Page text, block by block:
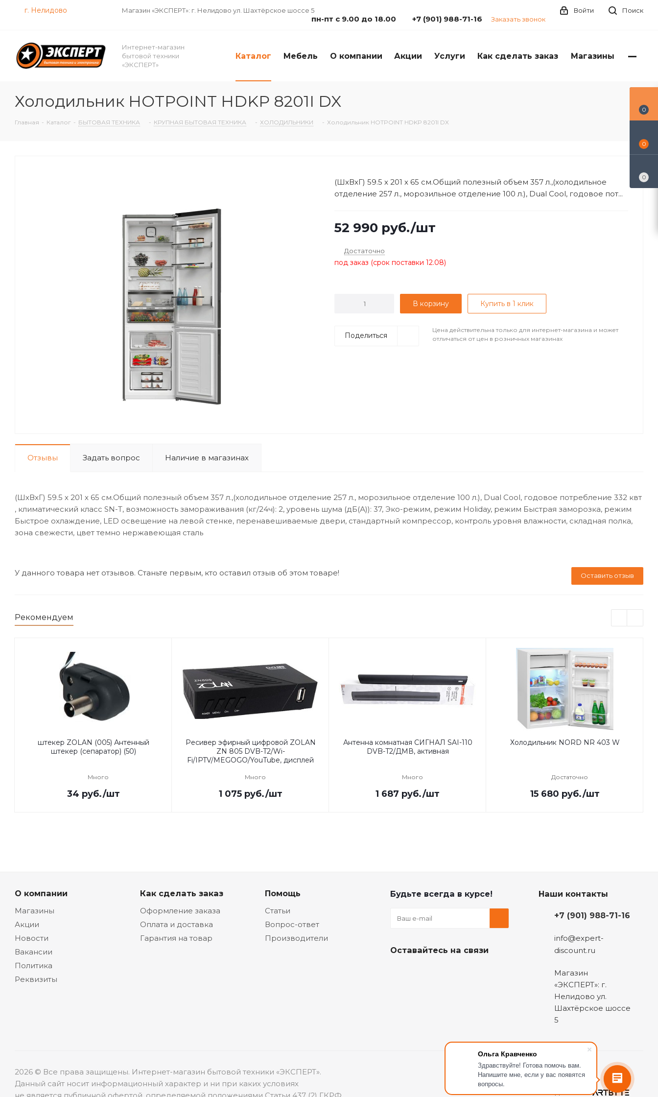
Ольга Кравченко
Здравствуйте! Готова помочь вам.
Напишите мне, если у вас появятся
вопросы.
г. Нелидово Магазин «ЭКСПЕРТ»: г. Нелидово ул. Шахтёрское шоссе 5 Поиск
Войти
пн-пт с 9.00 до 18.00 +7 (901) 988-71-16 Заказать звонок
Интернет-магазин
бытовой техники
«ЭКСПЕРТ»
Каталог Мебель О компании Акции Услуги Как сделать заказ Магазины
Холодильник HOTPOINT HDKP 8201I DX
Главная - Каталог - БЫТОВАЯ ТЕХНИКА - КРУПНАЯ БЫТОВАЯ ТЕХНИКА - ХОЛОДИЛЬНИКИ - Холодильник HOTPOINT HDKP 8201I DX
(ШхВхГ) 59.5 х 201 х 65 см.Общий полезный объем 357 л.,(холодильное
отделение 257 л., морозильное отделение 100 л.), Dual Cool, годовое пот...
52 990 руб./шт
Достаточно
под заказ (срок поставки 12.08)
В корзину Купить в 1 клик
Поделиться
Цена действительна только для интернет-магазина и может
отличаться от цен в розничных магазинах
Отзывы Задать вопрос Наличие в магазинах
(ШхВхГ) 59.5 х 201 х 65 см.Общий полезный объем 357 л.,(холодильное отделение 257 л., морозильное отделение 100 л.), Dual Cool, годовое потребление 332 квт
, климатический класс SN-T, возможность замораживания (кг/24ч): 2, уровень шума (дБ(А)): 37, Эко-режим, режим Holiday, режим Быстрая заморозка, режим
Быстрое охлаждение, LED освещение на левой стенке, перенавешиваемые двери, стандартный компрессор, контроль уровня влажности, складная полка,
зона свежести, цвет темно нержавеющая сталь
Оставить отзыв
У данного товара нет отзывов. Станьте первым, кто оставил отзыв об этом товаре!
Рекомендуем
штекер ZOLAN (005) Антенный
штекер (сепаратор) (50)
Много
34 руб./шт
Ресивер эфирный цифровой ZOLAN
ZN 805 DVB-T2/Wi-
Fi/IPTV/MEGOGO/YouTube, дисплей
Много
1 075руб./шт
Антенна комнатная СИГНАЛ SAI-110
DVB-T2/ДМВ, активная
Много
1 687 руб./шт
Холодильник NORD NR 403 W
Достаточно
15 680 руб./шт
О компании
Магазины
Акции
Новости
Вакансии
Политика
Реквизиты
Как сделать заказ
Оформление заказа
Оплата и доставка
Гарантия на товар
Помощь
Статьи
Вопрос-ответ
Производители
Будьте всегда в курсе!
Оставайтесь на связи
Наши контакты
+7 (901) 988-71-16
info@expert-
discount.ru
Магазин
«ЭКСПЕРТ»: г.
Нелидово ул.
Шахтёрское шоссе
5
2026 © Все права защищены. Интернет-магазин бытовой техники «ЭКСПЕРТ».
Данный сайт носит информационный характер и ни при каких условиях
Сделано в
0
0
0